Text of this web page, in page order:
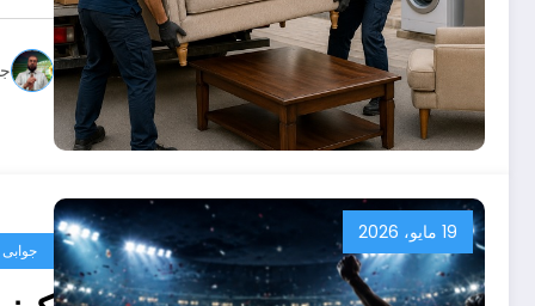
19 مايو، 2026
جوابى